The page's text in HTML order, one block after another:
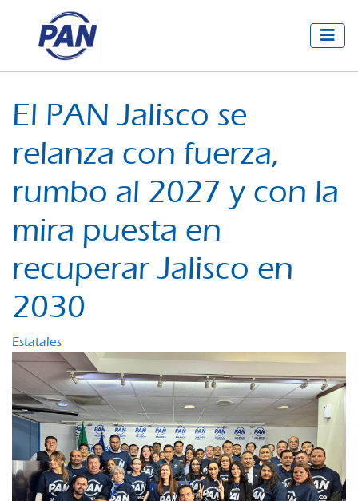
El PAN Jalisco se
relanza con fuerza,
rumbo al 2027 y con la
mira puesta en
recuperar Jalisco en
2030
Estatales